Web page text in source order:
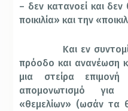
– δεν κατανοεί και
ποικιλία» και την
Και εν
πρόοδο και ανανέωση
μια στείρα επιμονή
απομονωτισμό
«θεμελίων» (ωσάν τα